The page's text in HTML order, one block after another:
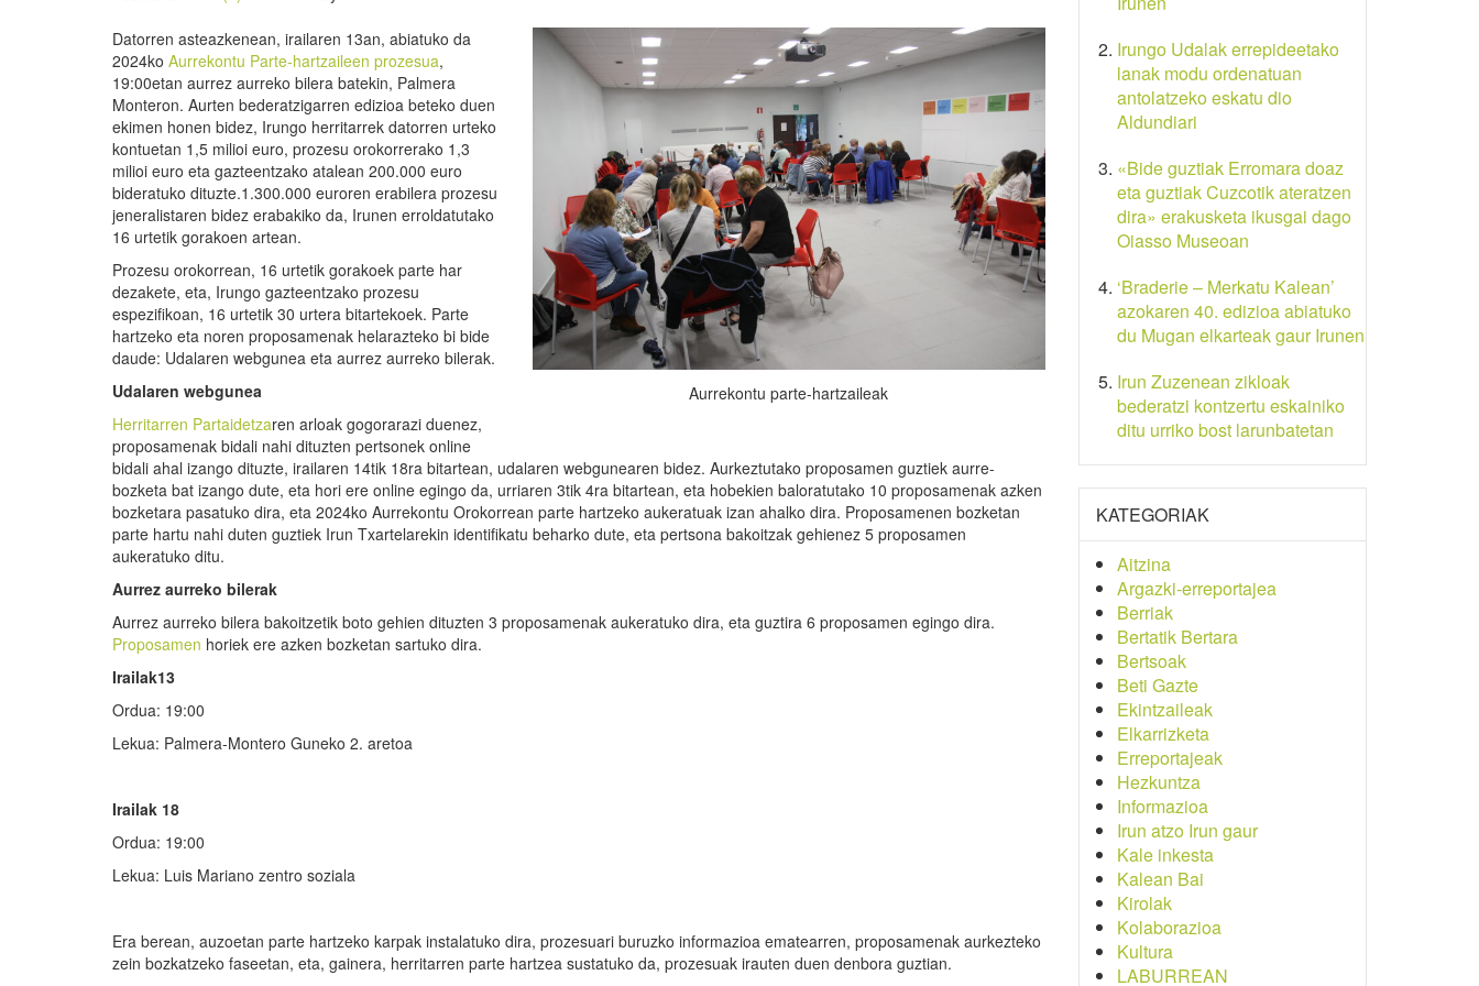
Aurrekontu parte-hartzaileak
Datorren asteazkenean, irailaren 13an, abiatuko da
2024ko Aurrekontu Parte-hartzaileen prozesua,
19:00etan aurrez aurreko bilera batekin, Palmera
Monteron. Aurten bederatzigarren edizioa beteko duen
ekimen honen bidez, Irungo herritarrek datorren urteko
kontuetan 1,5 milioi euro, prozesu orokorrerako 1,3
milioi euro eta gazteentzako atalean 200.000 euro
bideratuko dituzte.1.300.000 euroren erabilera prozesu
jeneralistaren bidez erabakiko da, Irunen erroldatutako
16 urtetik gorakoen artean.
Prozesu orokorrean, 16 urtetik gorakoek parte har
dezakete, eta, Irungo gazteentzako prozesu
espezifikoan, 16 urtetik 30 urtera bitartekoek. Parte
hartzeko eta noren proposamenak helarazteko bi bide
daude: Udalaren webgunea eta aurrez aurreko bilerak.
Udalaren webgunea
Herritarren Partaidetzaren arloak gogorarazi duenez,
proposamenak bidali nahi dituzten pertsonek online
bidali ahal izango dituzte, irailaren 14tik 18ra bitartean, udalaren webgunearen bidez. Aurkeztutako proposamen guztiek aurre-
bozketa bat izango dute, eta hori ere online egingo da, urriaren 3tik 4ra bitartean, eta hobekien baloratutako 10 proposamenak azken
bozketara pasatuko dira, eta 2024ko Aurrekontu Orokorrean parte hartzeko aukeratuak izan ahalko dira. Proposamenen bozketan
parte hartu nahi duten guztiek Irun Txartelarekin identifikatu beharko dute, eta pertsona bakoitzak gehienez 5 proposamen
aukeratuko ditu.
Aurrez aurreko bilerak
Aurrez aurreko bilera bakoitzetik boto gehien dituzten 3 proposamenak aukeratuko dira, eta guztira 6 proposamen egingo dira.
Proposamen horiek ere azken bozketan sartuko dira.
Irailak13
Ordua: 19:00
Lekua: Palmera-Montero Guneko 2. aretoa
Irailak 18
Ordua: 19:00
Lekua: Luis Mariano zentro soziala
Era berean, auzoetan parte hartzeko karpak instalatuko dira, prozesuari buruzko informazioa ematearren, proposamenak aurkezteko
zein bozkatzeko faseetan, eta, gainera, herritarren parte hartzea sustatuko da, prozesuak irauten duen denbora guztian.
Irungo Udalak errepideetako
lanak modu ordenatuan
antolatzeko eskatu dio
Aldundiari
«Bide guztiak Erromara doaz
eta guztiak Cuzcotik ateratzen
dira» erakusketa ikusgai dago
Oiasso Museoan
‘Braderie – Merkatu Kalean’
azokaren 40. edizioa abiatuko
du Mugan elkarteak gaur Irunen
Irun Zuzenean zikloak
bederatzi kontzertu eskainiko
ditu urriko bost larunbatetan
KATEGORIAK
Aitzina
Argazki-erreportajea
Berriak
Bertatik Bertara
Bertsoak
Beti Gazte
Ekintzaileak
Elkarrizketa
Erreportajeak
Hezkuntza
Informazioa
Irun atzo Irun gaur
Kale inkesta
Kalean Bai
Kirolak
Kolaborazioa
Kultura
LABURREAN